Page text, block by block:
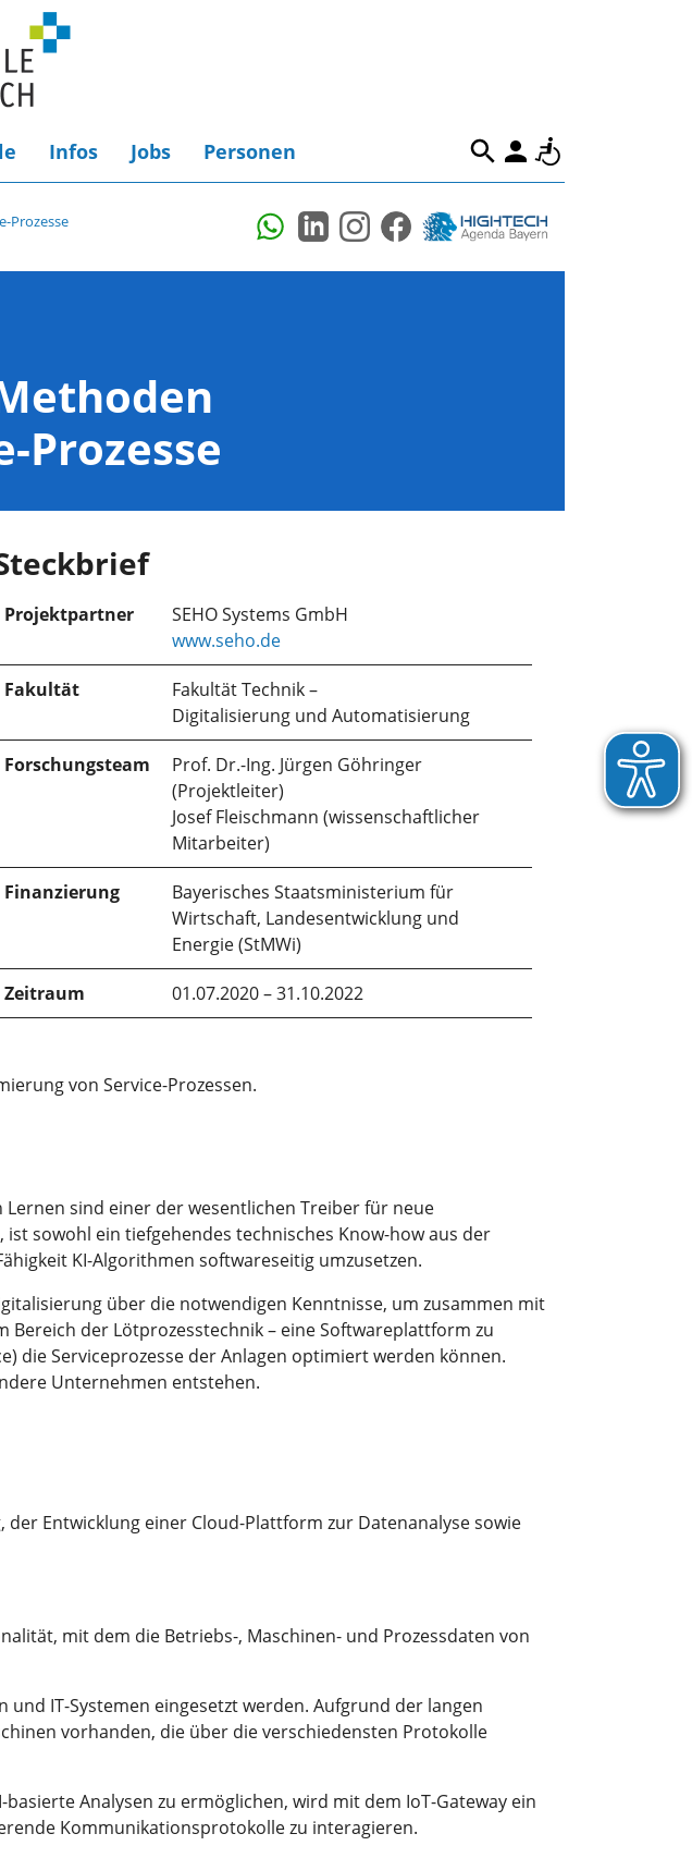
Infos Jobs Personen
Prozesse
Prozesse
Projektpartner
SEHO Systems GmbH
www.seho.de
Fakultät
Fakultät Technik –
Digitalisierung und Automatisierung
Forschungsteam
Prof. Dr.-Ing. Jürgen Göhringer
(Projektleiter)
Josef Fleischmann (wissenschaftlicher
Mitarbeiter)
Finanzierung
Bayerisches Staatsministerium für
Wirtschaft, Landesentwicklung und
Energie (StMWi)
Zeitraum 01.07.2020 – 31.10.2022
von Service-Prozessen.
sind einer der wesentlichen Treiber für neue
sowohl ein tiefgehendes technisches Know-how aus der
KI-Algorithmen softwareseitig umzusetzen.
über die notwendigen Kenntnisse, um zusammen mit
der Lötprozesstechnik – eine Softwareplattform zu
die Serviceprozesse der Anlagen optimiert werden können.
Unternehmen entstehen.
Entwicklung einer Cloud-Plattform zur Datenanalyse sowie
mit dem die Betriebs-, Maschinen- und Prozessdaten von
IT-Systemen eingesetzt werden. Aufgrund der langen
vorhanden, die über die verschiedensten Protokolle
Analysen zu ermöglichen, wird mit dem IoT-Gateway ein
Kommunikationsprotokolle zu interagieren.